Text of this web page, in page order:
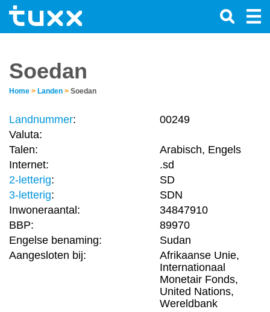
Soedan
Home > Landen > Soedan
Landnummer:
00249
Valuta:
Talen:
Arabisch, Engels
Internet:
.sd
2-letterig:
SD
3-letterig:
SDN
Inwoneraantal:
34847910
BBP:
89970
Engelse benaming:
Sudan
Aangesloten bij:
Afrikaanse Unie,
Internationaal
Monetair Fonds,
United Nations,
Wereldbank